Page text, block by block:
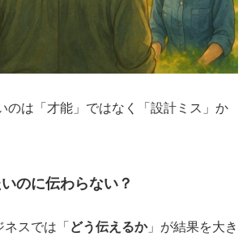
のは「才能」ではなく「設計ミス」か
のに伝わらない？
スでは「 どう伝えるか」が結果を大き